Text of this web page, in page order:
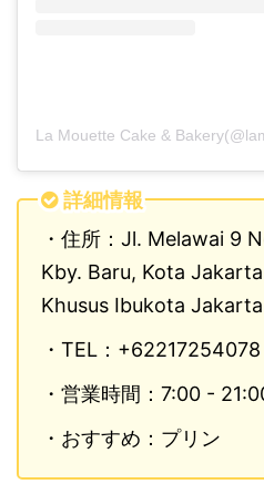
詳細情報
・住所：Jl. Melawai 9
Kby. Baru, Kota
Khusus Ibukota
・TEL：+62217254078
・営業時間：7:00 -
・おすすめ：プリン